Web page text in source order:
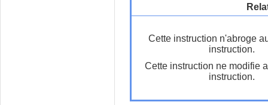
Cette instruction n'abroge
instruction.
Cette instruction ne modifie
instruction.